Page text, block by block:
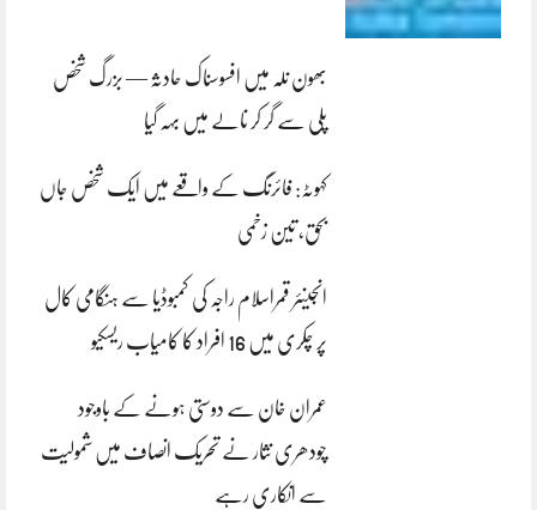
بھون نلہ میں افسوسناک حادثہ — بزرگ شخص
پلی سے گر کر نالے میں بہہ گیا
کہوٹہ: فائرنگ کے واقعے میں ایک شخص جاں
بحق، تین زخمی
انجینئر قمراسلام راجہ کی کمبوڈیا سے ہنگامی کال
پر چکری میں 16 افراد کا کامیاب ریسکیو
عمران خان سے دوستی ہونے کے باوجود
چودھری نثار نے تحریک انصاف میں شمولیت
سے انکاری رہے